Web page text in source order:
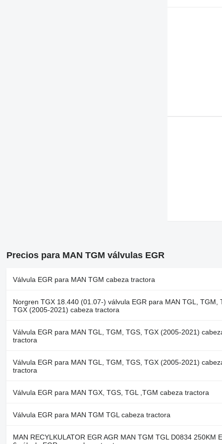
Precios para MAN TGM válvulas EGR
Válvula EGR para MAN TGM cabeza tractora
Norgren TGX 18.440 (01.07-) válvula EGR para MAN TGL, TGM,
TGX (2005-2021) cabeza tractora
Válvula EGR para MAN TGL, TGM, TGS, TGX (2005-2021)
tractora
Válvula EGR para MAN TGL, TGM, TGS, TGX (2005-2021)
tractora
Válvula EGR para MAN TGX, TGS, TGL ,TGM cabeza tractora
Válvula EGR para MAN TGM TGL cabeza tractora
MAN RECYLKULATOR EGR AGR MAN TGM TGL D0834 250KM